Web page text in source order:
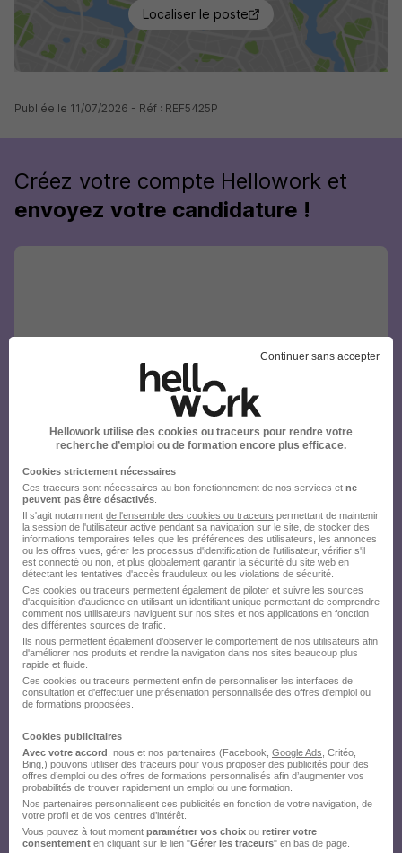
Localiser le poste
Publiée le 11/07/2026 - Réf : REF5425P
Créez votre compte Hellowork et
envoyez votre candidature !
Continuer sans accepter
Hellowork utilise des cookies ou traceurs pour rendre votre
recherche d’emploi ou de formation encore plus efficace.
Cookies strictement nécessaires
Ces traceurs sont nécessaires au bon fonctionnement de nos services et ne
peuvent pas être désactivés
Il s'agit notamment de l'ensemble des cookies ou traceurs permettant de maintenir
la session de l'utilisateur active pendant sa navigation sur le site, de stocker des
informations temporaires telles que les préférences des utilisateurs, les annonces
ou les offres vues, gérer les processus d'identification de l'utilisateur, vérifier s'il
est connecté ou non, et plus globalement garantir la sécurité du site web en
détectant les tentatives d'accès frauduleux ou les violations de sécurité.
Ces cookies ou traceurs permettent également de piloter et suivre les sources
d'acquisition d'audience en utilisant un identifiant unique permettant de comprendre
comment nos utilisateurs naviguent sur nos sites et nos applications en fonction
des différentes sources de trafic.
Ils nous permettent également d’observer le comportement de nos utilisateurs afin
d'améliorer nos produits et rendre la navigation dans nos sites beaucoup plus
rapide et fluide.
Ces cookies ou traceurs permettent enfin de personnaliser les interfaces de
consultation et d'effectuer une présentation personnalisée des offres d'emploi ou
de formations proposées.
Cookies publicitaires
Avec votre accord , nous et nos partenaires (Facebook, Google Ads , Critéo,
Bing,) pouvons utiliser des traceurs pour vous proposer des publicités pour des
offres d’emploi ou des offres de formations personnalisés afin d’augmenter vos
probabilités de trouver rapidement un emploi ou une formation.
Nos partenaires personnalisent ces publicités en fonction de votre navigation, de
votre profil et de vos centres d’intérêt.
Vous pouvez à tout moment paramétrer vos choix ou retirer votre
consentement en cliquant sur le lien "Gérer les traceurs" en bas de page.